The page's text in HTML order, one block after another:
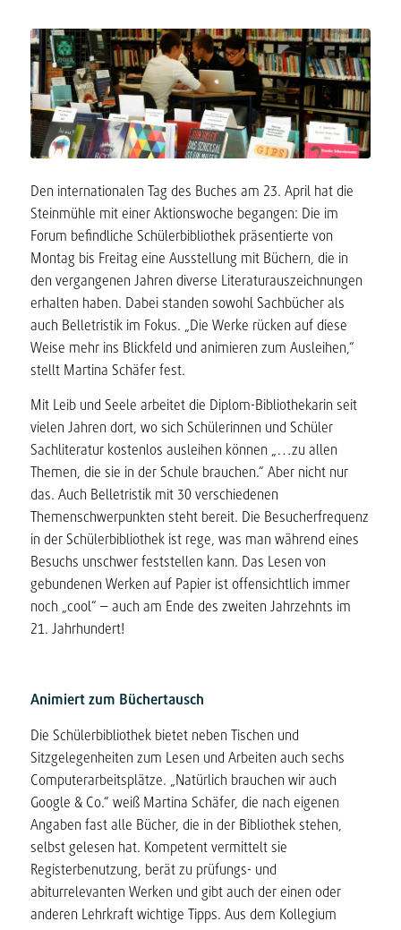
Den internationalen Tag des Buches am 23. April hat die
Steinmühle mit einer Aktionswoche begangen: Die im
Forum befindliche Schülerbibliothek präsentierte von
Montag bis Freitag eine Ausstellung mit Büchern, die in
den vergangenen Jahren diverse Literaturauszeichnungen
erhalten haben. Dabei standen sowohl Sachbücher als
auch Belletristik im Fokus. „Die Werke rücken auf diese
Weise mehr ins Blickfeld und animieren zum Ausleihen,“
stellt Martina Schäfer fest.
Mit Leib und Seele arbeitet die Diplom-Bibliothekarin seit
vielen Jahren dort, wo sich Schülerinnen und Schüler
Sachliteratur kostenlos ausleihen können „…zu allen
Themen, die sie in der Schule brauchen.“ Aber nicht nur
das. Auch Belletristik mit 30 verschiedenen
Themenschwerpunkten steht bereit. Die Besucherfrequenz
in der Schülerbibliothek ist rege, was man während eines
Besuchs unschwer feststellen kann. Das Lesen von
gebundenen Werken auf Papier ist offensichtlich immer
noch „cool“ – auch am Ende des zweiten Jahrzehnts im
21. Jahrhundert!
Animiert zum Büchertausch
Die Schülerbibliothek bietet neben Tischen und
Sitzgelegenheiten zum Lesen und Arbeiten auch sechs
Computerarbeitsplätze. „Natürlich brauchen wir auch
Google & Co.“ weiß Martina Schäfer, die nach eigenen
Angaben fast alle Bücher, die in der Bibliothek stehen,
selbst gelesen hat. Kompetent vermittelt sie
Registerbenutzung, berät zu prüfungs- und
abiturrelevanten Werken und gibt auch der einen oder
anderen Lehrkraft wichtige Tipps. Aus dem Kollegium